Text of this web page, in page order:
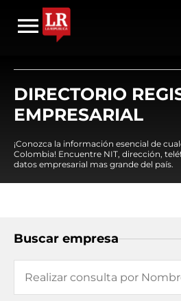
DIRECTORIO
EMPRESARIAL
¡Conozca la información esencial de
Colombia! Encuentre NIT, dirección,
datos empresarial mas grande del país.
Buscar empresa